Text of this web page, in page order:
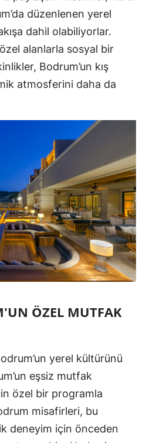
düzenlenen yerel
dahil olabiliyorlar.
alanlarla sosyal bir
Bodrum’un kış
atmosferini daha da
ÖZEL MUTFAK
yerel kültürünü
eşsiz mutfak
özel bir programla
misafirleri, bu
deneyim için önceden